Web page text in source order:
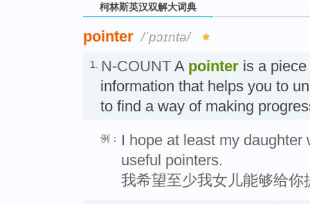
柯林斯英汉双解大词典
pointer /ˈpɔɪntə/
1. N-COUNT A pointer is a
information that helps you to
to find a way of making
例：
I hope at least my
useful pointers.
我希望至少我女儿能够给